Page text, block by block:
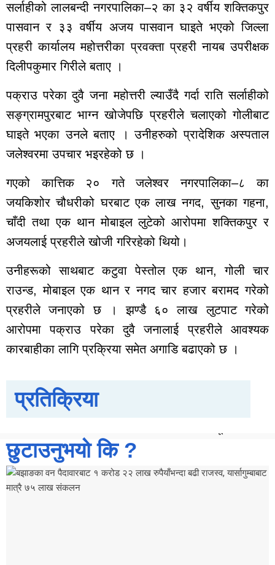
मुख्य
समाचार
राशीफल
साप्ताहिक
मासिक
समाचार
विचार
सुदूरपश्चिम
बैतडी
बझाङ
दार्चुला
डोटी
Breaking
सर्लाहीको लालबन्दी नगरपालिका–२ का ३२ वर्षीय शक्तिकपुर
पासवान र ३३ वर्षीय अजय पासवान घाइते भएको जिल्ला
प्रहरी कार्यालय महोत्तरीका प्रवक्ता प्रहरी नायब उपरीक्षक
दिलीपकुमार गिरीले बताए ।
पक्राउ परेका दुवै जना महोत्तरी ल्याउँदै गर्दा राति सर्लाहीको
सङ्ग्रामपुरबाट भाग्न खोजेपछि प्रहरीले चलाएको गोलीबाट
घाइते भएका उनले बताए । उनीहरुको प्रादेशिक अस्पताल
जलेश्वरमा उपचार भइरहेको छ ।
गएको कात्तिक २० गते जलेश्वर नगरपालिका–८ का
जयकिशोर चौधरीको घरबाट एक लाख नगद, सुनका गहना,
चाँदी तथा एक थान मोबाइल लुटेको आरोपमा शक्तिकपुर र
अजयलाई प्रहरीले खोजी गरिरहेको थियो।
उनीहरूको साथबाट कटुवा पेस्तोल एक थान, गोली चार
राउन्ड, मोबाइल एक थान र नगद चार हजार बरामद गरेको
प्रहरीले जनाएको छ । झण्डै ६० लाख लुटपाट गरेको
आरोपमा पक्राउ परेका दुवै जनालाई प्रहरीले आवश्यक
कारबाहीका लागि प्रक्रिया समेत अगाडि बढाएको छ ।
प्रतिक्रिया
छुटाउनुभयो कि ?